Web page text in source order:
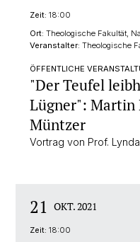
Zeit: 18:00
Ort: Theologische Fakultät,
Veranstalter: Theologische
ÖFFENTLICHE
"Der Teufel
Lügner": Martin
Müntzer
Vortrag von Prof.
21 OKT. 2021
Zeit: 18:00